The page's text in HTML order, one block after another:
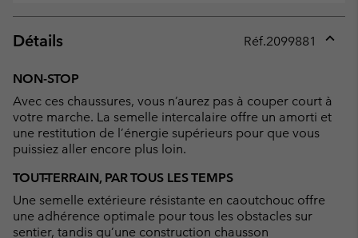
Détails Réf.2099881
NON-STOP
Avec ces chaussures, vous n’aurez pas à couper court à
votre marche. La semelle intercalaire offre un amorti et
une restitution de l’énergie supérieurs pour que vous
puissiez aller encore plus loin.
TOUT-TERRAIN, PAR TOUS LES TEMPS
Une semelle extérieure résistante en caoutchouc offre
une adhérence optimale pour tous les obstacles sur
sentier, tandis qu’une construction chausson